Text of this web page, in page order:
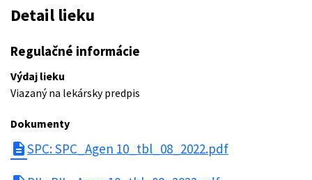
Detail lieku
Regulačné informácie
Výdaj lieku
Viazaný na lekársky predpis
Dokumenty
descriptionSPC: SPC_Agen 10_tbl_08_2022.pdf